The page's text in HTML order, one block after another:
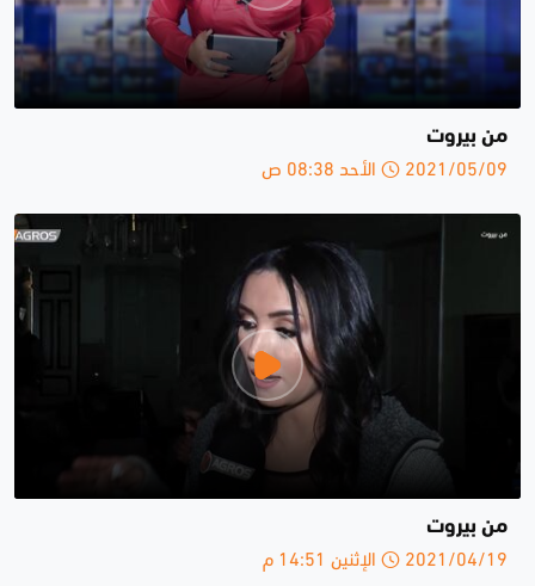
من بيروت
2021/05/09 الأحد 08:38 ص
من بيروت
2021/04/19 الإثنين 14:51 م